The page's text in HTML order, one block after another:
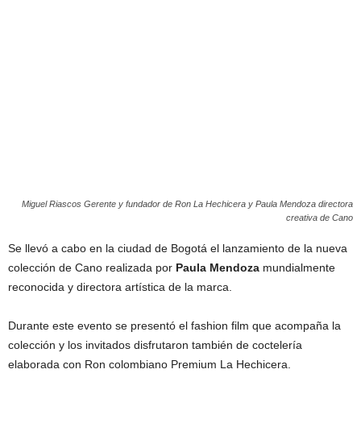
Miguel Riascos Gerente y fundador de Ron La Hechicera y Paula Mendoza directora
creativa de Cano
Se llevó a cabo en la ciudad de Bogotá el lanzamiento de la nueva
colección de Cano realizada por Paula Mendoza mundialmente
reconocida y directora artística de la marca.
Durante este evento se presentó el fashion film que acompaña la
colección y los invitados disfrutaron también de coctelería
elaborada con Ron colombiano Premium La Hechicera.